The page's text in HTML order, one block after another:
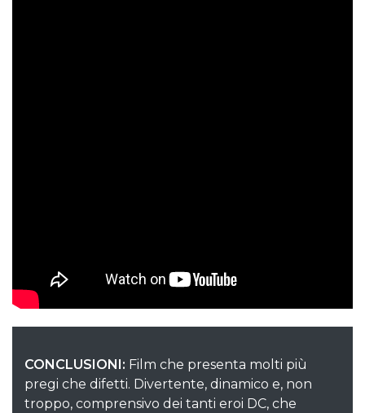
CONCLUSIONI: Film che presenta molti più
pregi che difetti. Divertente, dinamico e, non
troppo, comprensivo dei tanti eroi DC, che